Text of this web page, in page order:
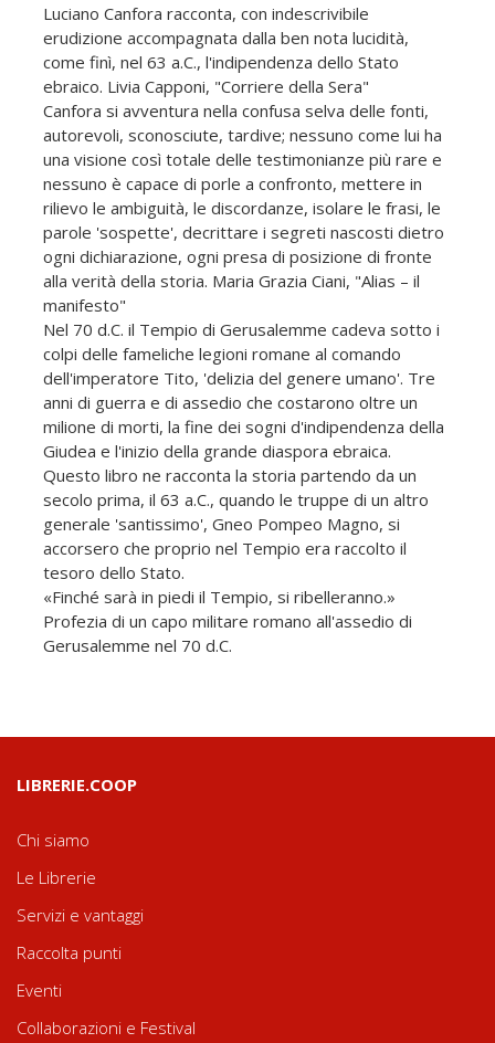
Luciano Canfora racconta, con indescrivibile
erudizione accompagnata dalla ben nota lucidità,
come finì, nel 63 a.C., l'indipendenza dello Stato
ebraico. Livia Capponi, "Corriere della Sera"
Canfora si avventura nella confusa selva delle fonti,
autorevoli, sconosciute, tardive; nessuno come lui ha
una visione così totale delle testimonianze più rare e
nessuno è capace di porle a confronto, mettere in
rilievo le ambiguità, le discordanze, isolare le frasi, le
parole 'sospette', decrittare i segreti nascosti dietro
ogni dichiarazione, ogni presa di posizione di fronte
alla verità della storia. Maria Grazia Ciani, "Alias – il
manifesto"
Nel 70 d.C. il Tempio di Gerusalemme cadeva sotto i
colpi delle fameliche legioni romane al comando
dell'imperatore Tito, 'delizia del genere umano'. Tre
anni di guerra e di assedio che costarono oltre un
milione di morti, la fine dei sogni d'indipendenza della
Giudea e l'inizio della grande diaspora ebraica.
Questo libro ne racconta la storia partendo da un
secolo prima, il 63 a.C., quando le truppe di un altro
generale 'santissimo', Gneo Pompeo Magno, si
accorsero che proprio nel Tempio era raccolto il
tesoro dello Stato.
«Finché sarà in piedi il Tempio, si ribelleranno.»
Profezia di un capo militare romano all'assedio di
Gerusalemme nel 70 d.C.
LIBRERIE.COOP
Chi siamo
Le Librerie
Servizi e vantaggi
Raccolta punti
Eventi
Collaborazioni e Festival